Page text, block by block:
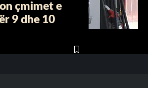
çmimet e
9 dhe 10